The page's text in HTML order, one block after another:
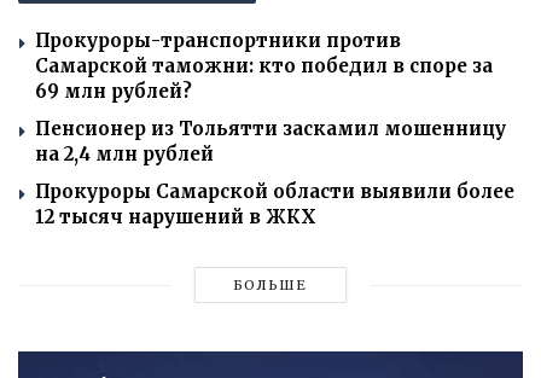
Прокуроры-транспортники против
Самарской таможни: кто победил в споре за
69 млн рублей?
Пенсионер из Тольятти заскамил мошенницу
на 2,4 млн рублей
Прокуроры Самарской области выявили более
12 тысяч нарушений в ЖКХ
БОЛЬШЕ